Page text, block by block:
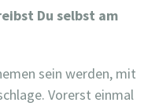
Du selbst am
sein werden, mit
Vorerst einmal